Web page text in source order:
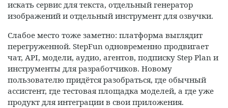
искать сервис для текста, отдельный генератор
изображений и отдельный инструмент для озвучки.
Слабое место тоже заметно: платформа выглядит
перегруженной. StepFun одновременно продвигает
чат, API, модели, аудио, агентов, подписку Step Plan и
инструменты для разработчиков. Новому
пользователю придётся разобраться, где обычный
ассистент, где тестовая площадка моделей, а где уже
продукт для интеграции в свои приложения.